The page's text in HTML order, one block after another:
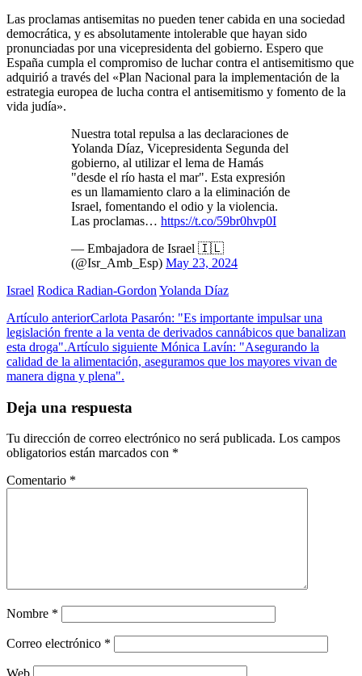
Las proclamas antisemitas no pueden tener cabida en una sociedad
democrática, y es absolutamente intolerable que hayan sido
pronunciadas por una vicepresidenta del gobierno. Espero que
España cumpla el compromiso de luchar contra el antisemitismo que
adquirió a través del «Plan Nacional para la implementación de la
estrategia europea de lucha contra el antisemitismo y fomento de la
vida judía».
Nuestra total repulsa a las declaraciones de
Yolanda Díaz, Vicepresidenta Segunda del
gobierno, al utilizar el lema de Hamás
"desde el río hasta el mar". Esta expresión
es un llamamiento claro a la eliminación de
Israel, fomentando el odio y la violencia.
Las proclamas… https://t.co/59br0hvp0I
— Embajadora de Israel 🇮🇱
(@Isr_Amb_Esp) May 23, 2024
Israel Rodica Radian-Gordon Yolanda Díaz
Artículo anteriorCarlota Pasarón: "Es importante impulsar una
legislación frente a la venta de derivados cannábicos que banalizan
esta droga".Artículo siguiente Mónica Lavín: "Asegurando la
calidad de la alimentación, aseguramos que los mayores vivan de
manera digna y plena".
Deja una respuesta
Tu dirección de correo electrónico no será publicada. Los campos
obligatorios están marcados con *
Comentario *
Nombre *
Correo electrónico *